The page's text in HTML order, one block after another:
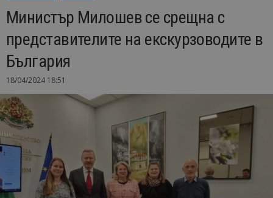
Министър Милошев се срещна с
представителите на екскурзоводите в
България
18/04/2024 18:51